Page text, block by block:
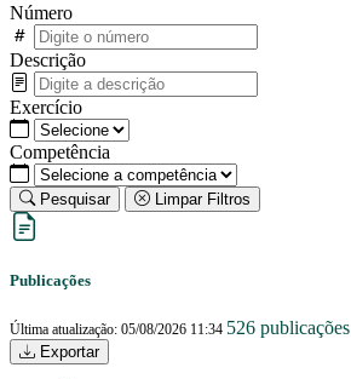
Número
Descrição
Exercício
Competência
Pesquisar Limpar Filtros
Publicações
Última atualização: 05/08/2026 11:34 526 publicações
Exportar